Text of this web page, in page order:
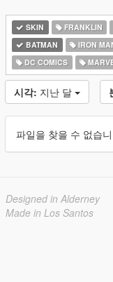
SKIN FRANKLIN
BATMAN
IRON
DC COMICS
시각: 지난 달
파일을 찾을 수 없습
Designed in Alderney
Made in Los Santos